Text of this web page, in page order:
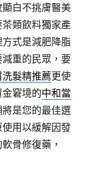
白不挑膚醫美
類飲料獨家產
式是減肥降脂
減重的民眾，要
髮精推薦更使
窘境的中和當
是您的最佳選
用以緩解因發
骨修復藥，